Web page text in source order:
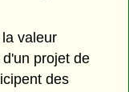
valeur
projet de
des